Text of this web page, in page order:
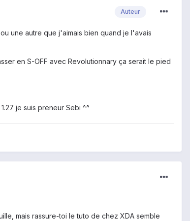
Auteur
une autre que j'aimais bien quand je l'avais
en S-OFF avec Revolutionnary ça serait le pied
je suis preneur Sebi ^^
mais rassure-toi le tuto de chez XDA semble